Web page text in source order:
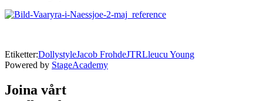
Etiketter:DollystyleJacob FrohdeJTRLleucu Young
Powered by StageAcademy
Joina vårt